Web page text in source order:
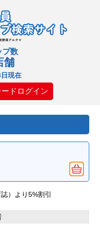
プ数
舗
現在
ードログイン
）より5%割引